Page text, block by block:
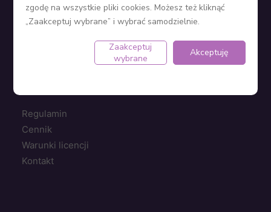
KPiR
Ewidencja środków trwałych
Regulamin
Cennik
Warunki licencji
Kontakt
zgodę na wszystkie pliki cookies. Możesz też kliknąć
„Zaakceptuj wybrane” i wybrać samodzielnie.
Zaakceptuj
wybrane
Akceptuję